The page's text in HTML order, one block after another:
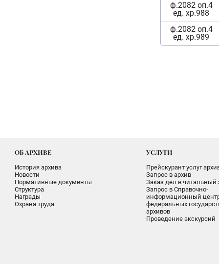
ф.2082 оп.4
ед. хр.988
ф.2082 оп.4
ед. хр.989
ОБ АРХИВЕ
История архива
Новости
Нормативные документы
Структура
Награды
Охрана труда
УСЛУГИ
Прейскурант услуг
Запрос в архив
Заказ дел в читальный
Запрос в Справочно-
информационный
федеральных
архивов
Проведение экскурсий